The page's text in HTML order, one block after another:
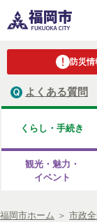
防災情
よくある質問
くらし・手続き
観光・魅力・
イベント
福岡市ホーム ＞ 市政